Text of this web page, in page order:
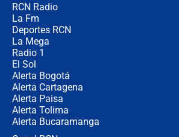
RCN Radio
La Fm
Deportes RCN
La Mega
Radio 1
El Sol
Alerta Bogotá
Alerta Cartagena
Alerta Paisa
Alerta Tolima
Alerta Bucaramanga